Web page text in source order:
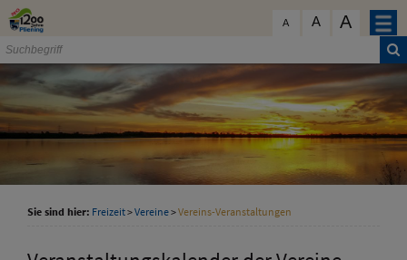
Zum Inhalt
A A A
Sie sind hier: Freizeit>Vereine>Vereins-Veranstaltungen
schließen